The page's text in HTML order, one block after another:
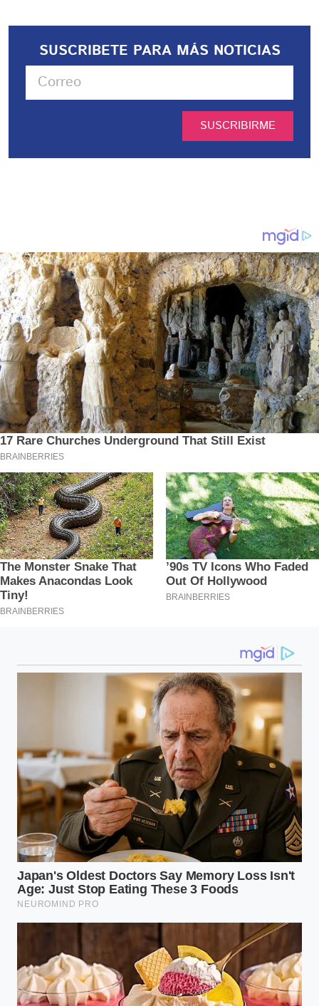
SUSCRIBETE PARA MÁS NOTICIAS
SUSCRIBIRME